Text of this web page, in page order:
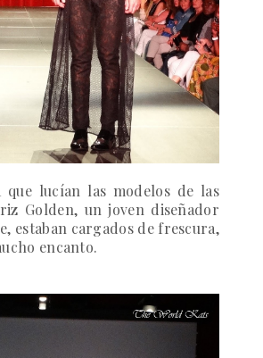
que lucían las modelos de las
Golden, un joven diseñador
estaban cargados de frescura,
encanto.